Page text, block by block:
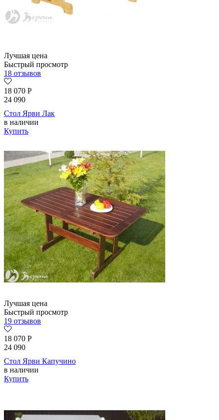
Лучшая цена
Быстрый просмотр
18 отзывов
18 070 Р
24 090
Стол Ярви Лак
в наличии
Купить
Лучшая цена
Быстрый просмотр
19 отзывов
18 070 Р
24 090
Стол Ярви Капучино
в наличии
Купить